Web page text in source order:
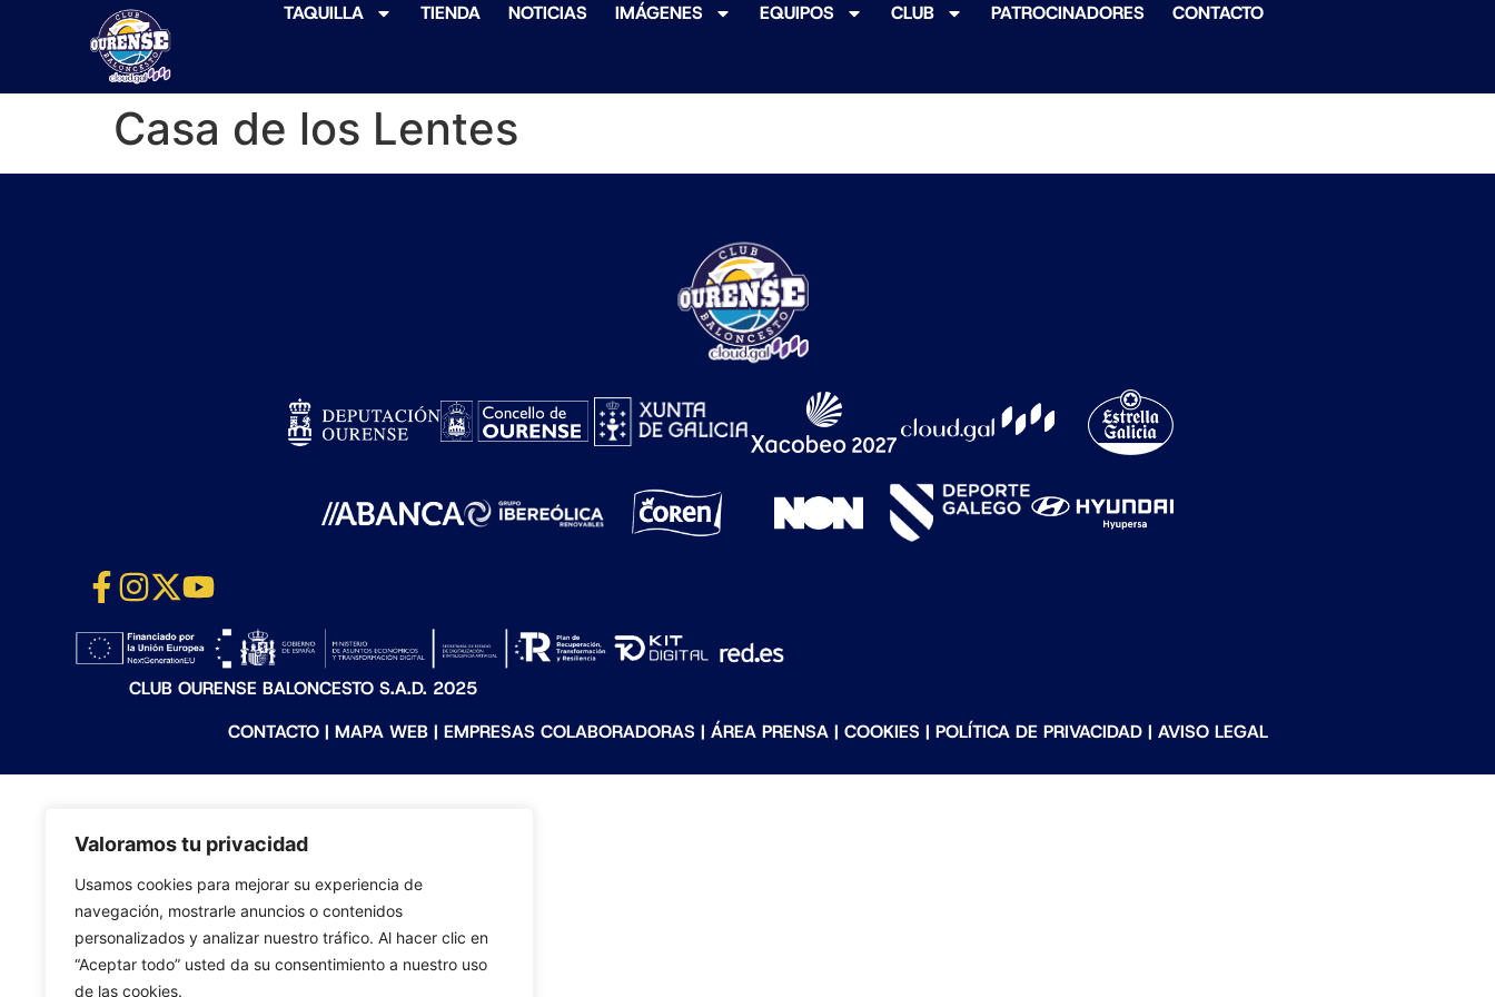
Valoramos tu privacidad
Usamos cookies para mejorar su experiencia de
navegación, mostrarle anuncios o contenidos
personalizados y analizar nuestro tráfico. Al hacer clic en
“Aceptar todo” usted da su consentimiento a nuestro uso
de las cookies.
TAQUILLA TIENDA NOTICIAS IMÁGENES EQUIPOS CLUB PATROCINADORES CONTACTO
Casa de los Lentes
CLUB OURENSE BALONCESTO S.A.D. 2025
CONTACTO| MAPA WEB| EMPRESAS COLABORADORAS | ÁREA PRENSA| COOKIES | POLÍTICA DE PRIVACIDAD| AVISO LEGAL